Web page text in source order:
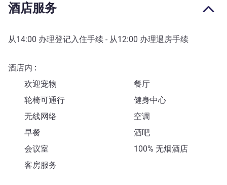
酒店服务
从14:00 办理登记入住手续 - 从12:00 办理退房手续
酒店内
欢迎宠物
餐厅
轮椅可通行
健身中心
无线网络
空调
早餐
酒吧
会议室
100% 无烟酒店
客房服务